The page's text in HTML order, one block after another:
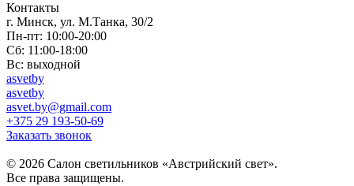
Контакты
г. Минск, ул. М.Танка, 30/2
Пн-пт: 10:00-20:00
Сб: 11:00-18:00
Вс: выходной
asvetby
asvetby
asvet.by@gmail.com
+375 29 193-50-69
Заказать звонок
© 2026 Салон светильников «Австрийский свет».
Все права защищены.